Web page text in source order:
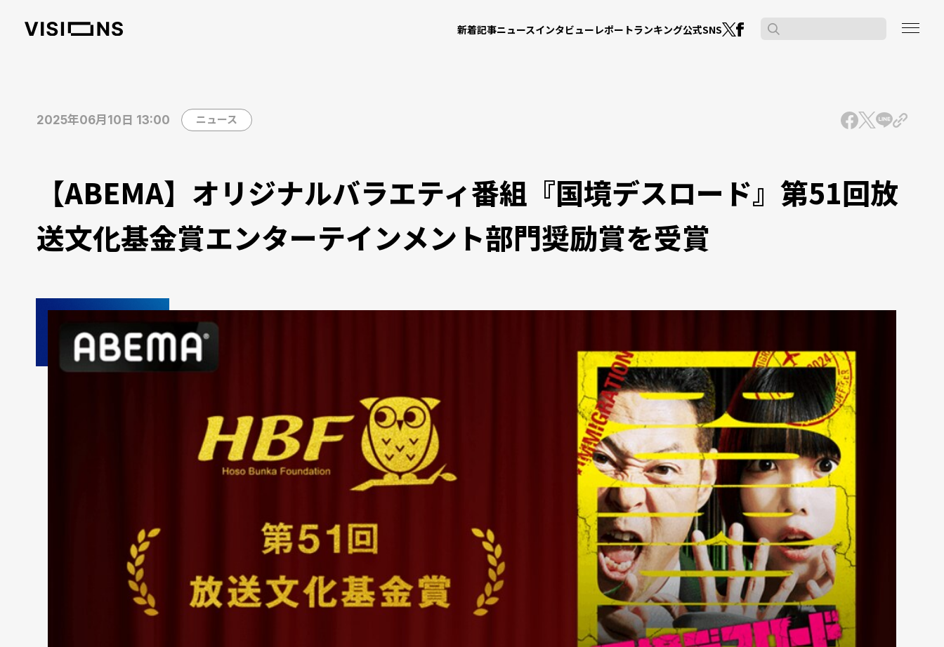
新着記事ニュースインタビュー レポートランキング公式SNS
2025年06月10日 13:00 ニュース
【ABEMA】オリジナルバラエティ番組『国境デスロード』第51回放
送文化基金賞エンターテインメント部門奨励賞を受賞